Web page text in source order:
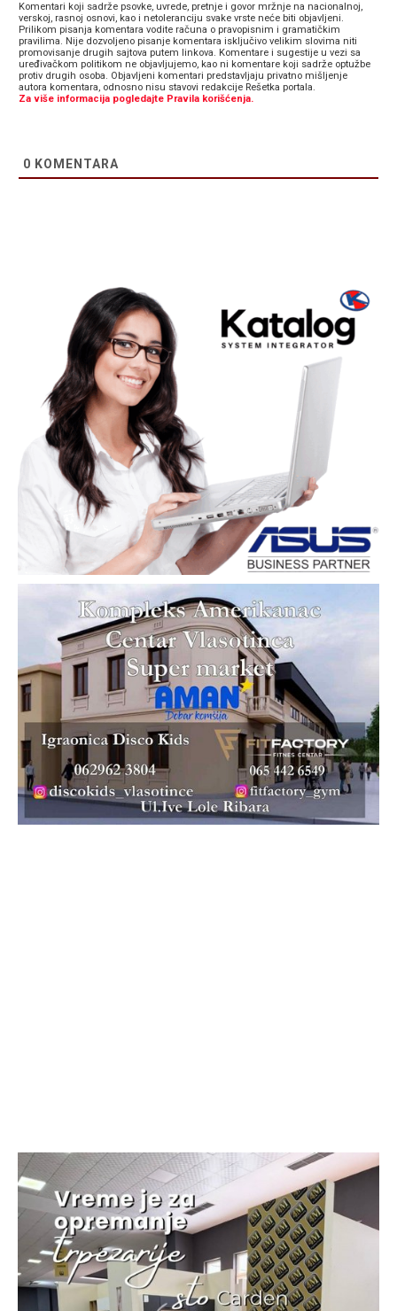
Komentari koji sadrže psovke, uvrede, pretnje i govor mržnje na nacionalnoj,
verskoj, rasnoj osnovi, kao i netoleranciju svake vrste neće biti objavljeni.
Prilikom pisanja komentara vodite računa o pravopisnim i gramatičkim
pravilima. Nije dozvoljeno pisanje komentara isključivo velikim slovima niti
promovisanje drugih sajtova putem linkova. Komentare i sugestije u vezi sa
uređivačkom politikom ne objavljujemo, kao ni komentare koji sadrže optužbe
protiv drugih osoba. Objavljeni komentari predstavljaju privatno mišljenje
autora komentara, odnosno nisu stavovi redakcije Rešetka portala.
Za više informacija pogledajte Pravila korišćenja.
0 KOMENTARA